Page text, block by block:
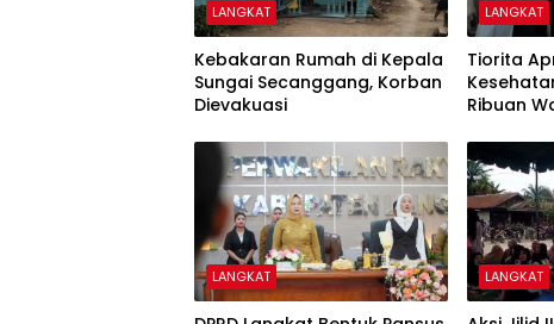
LANGKAT
Kebakaran Rumah di Kepala
Sungai Secanggang, Korban
Dievakuasi
LANGKAT
Tiorita
Ribuan
LANGKAT LANGKAT